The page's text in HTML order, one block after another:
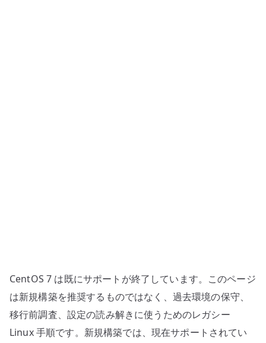
CentOS 7 は既にサポートが終了しています。このページ
は新規構築を推奨するものではなく、過去環境の保守、
移行前調査、設定の読み解きに使うためのレガシー
Linux 手順です。新規構築では、現在サポートされてい